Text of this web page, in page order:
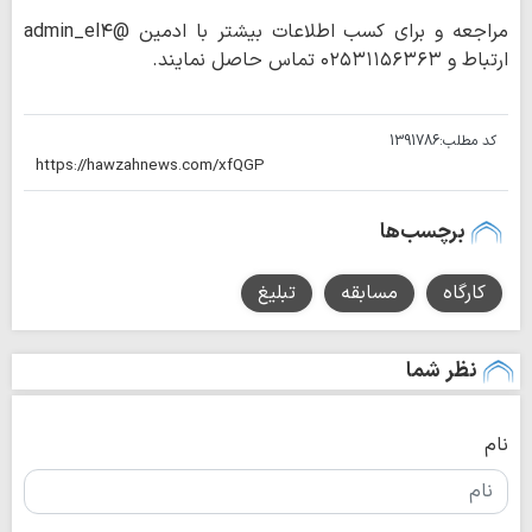
مراجعه و برای کسب اطلاعات بیشتر با ادمین @admin_el۴
ارتباط و ۰۲۵۳۱۱۵۶۳۶۳ تماس حاصل نمایند.
کد مطلب:1391786
برچسب‌ها
کارگاه مسابقه تبلیغ
نظر شما
نام